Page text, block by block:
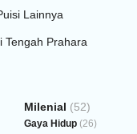
Lainnya
Tengah Prahara
Milenial (52)
Gaya Hidup (26)